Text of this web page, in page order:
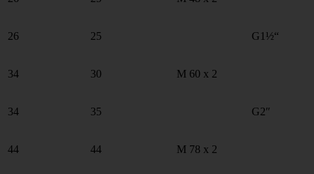
26 25 G1½“
34 30 M 60 x 2
34 35 G2″
44 44 M 78 x 2